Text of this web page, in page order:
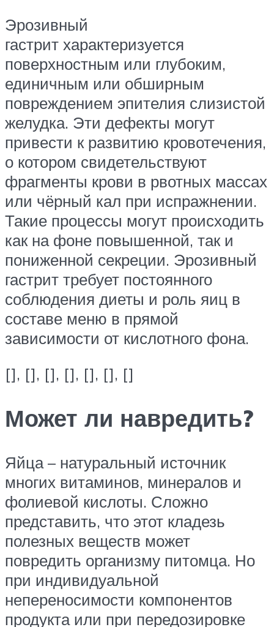
Эрозивный
гастрит характеризуется
поверхностным или глубоким,
единичным или обширным
повреждением эпителия слизистой
желудка. Эти дефекты могут
привести к развитию кровотечения,
о котором свидетельствуют
фрагменты крови в рвотных массах
или чёрный кал при испражнении.
Такие процессы могут происходить
как на фоне повышенной, так и
пониженной секреции. Эрозивный
гастрит требует постоянного
соблюдения диеты и роль яиц в
составе меню в прямой
зависимости от кислотного фона.
[], [], [], [], [], [], []
Может ли навредить?
Яйца – натуральный источник
многих витаминов, минералов и
фолиевой кислоты. Сложно
представить, что этот кладезь
полезных веществ может
повредить организму питомца. Но
при индивидуальной
непереносимости компонентов
продукта или при передозировке